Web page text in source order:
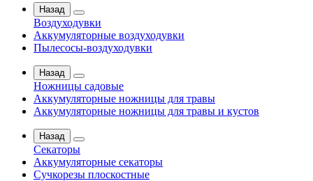
Назад
Воздуходувки
Аккумуляторные воздуходувки
Пылесосы-воздуходувки
Назад
Ножницы садовые
Аккумуляторные ножницы для травы
Аккумуляторные ножницы для травы и кустов
Назад
Секаторы
Аккумуляторные секаторы
Сучкорезы плоскостные